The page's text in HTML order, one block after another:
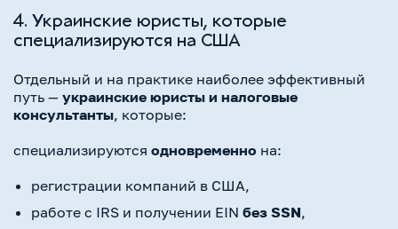
4. Украинские юристы, которые
специализируются на США
Отдельный и на практике наиболее эффективный
путь — украинские юристы и налоговые
консультанты, которые:
специализируются одновременно на:
регистрации компаний в США,
работе с IRS и получении EIN без SSN,